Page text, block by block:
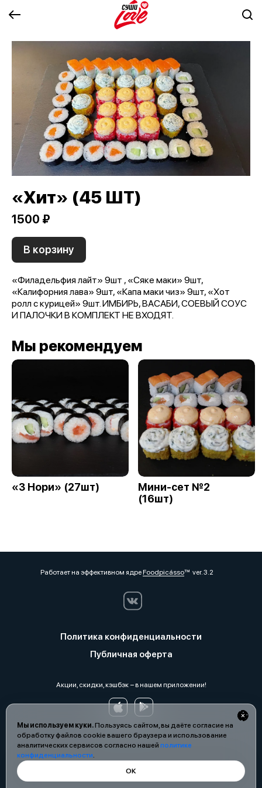
Мы используем куки.Пользуясь сайтом, вы даёте согласие на
обработку файлов cookie вашего браузера и использование
аналитических сервисов согласно нашей политике
конфиденциальности.
ОК
«Хит» (45 ШТ)
1500 ₽
В корзину
«Филадельфия лайт» 9шт , «Сяке маки» 9шт,
«Калифорния лава» 9шт, «Капа маки чиз» 9шт, «Хот
ролл с курицей» 9шт. ИМБИРЬ, ВАСАБИ, СОЕВЫЙ СОУС
И ПАЛОЧКИ В КОМПЛЕКТ НЕ ВХОДЯТ.
Мы рекомендуем
«3 Нори» (27шт)
Мини-сет №2
(16шт)
Работает на эффективном ядреFoodpicássover. 3.2
Политика конфиденциальности
Публичная оферта
Акции, скидки, кэшбэк − в нашем приложении!